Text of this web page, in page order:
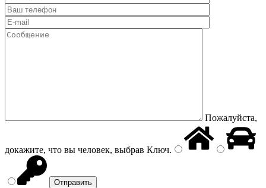
Пожалуйста,
докажите, что вы человек, выбрав Ключ.